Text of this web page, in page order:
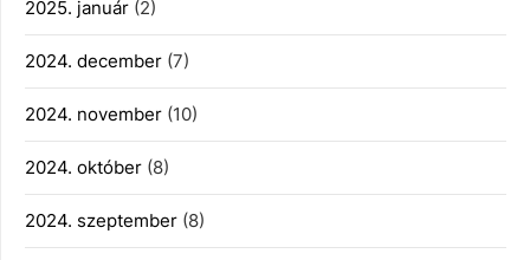
2025. január (2)
2024. december (7)
2024. november (10)
2024. október (8)
2024. szeptember (8)